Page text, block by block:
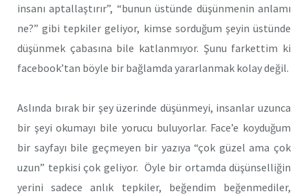
insanı aptallaştırır”, “bunun üstünde düşünmenin anlamı
ne?” gibi tepkiler geliyor, kimse sorduğum şeyin üstünde
düşünmek çabasına bile katlanmıyor. Şunu farkettim ki
facebook’tan böyle bir bağlamda yararlanmak kolay değil.
Aslında bırak bir şey üzerinde düşünmeyi, insanlar uzunca
bir şeyi okumayı bile yorucu buluyorlar. Face’e koyduğum
bir sayfayı bile geçmeyen bir yazıya “çok güzel ama çok
uzun” tepkisi çok geliyor. Öyle bir ortamda düşünselliğin
yerini sadece anlık tepkiler, beğendim beğenmediler,